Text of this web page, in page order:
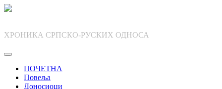
Skip
ХРОНИКА СРПСКО-РУСКИХ ОДНОСА
ПОЧЕТНА
Повеља
Доносиоци